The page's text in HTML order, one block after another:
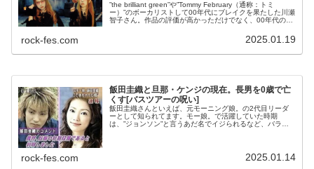
”the brilliant green”や”Tommy February（通称：トミ
ー）”のボーカリストして00年代にブレイクを果たした川瀬
智子さん。作品の評価が高かっただけでなく、00年代の若
rock-fes.com 2025.01.19
飯田圭織と旦那・ケンジの現在。長男を0歳で亡
くす[バスツアーの呪い]
飯田圭織さんといえば、元モーニング娘。の2代目リーダ
ーとして知られてます。モー娘。で活躍していた時期
は、”ジョンソン”と言うあだ名でイジられるなど、バラエ
rock-fes.com 2025.01.14